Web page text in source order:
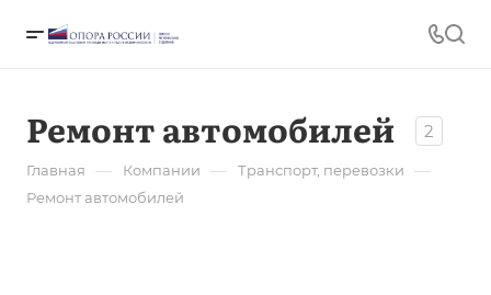
Ремонт автомобилей 2
Главная — Компании — Транспорт, перевозки —
Ремонт автомобилей